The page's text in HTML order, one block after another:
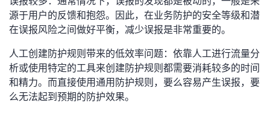
注
开
发
者
的
Programs
我
的
支
源于用户的反馈和抱怨。因此，在业务防护的安全等级和潜
在误报风险之间做好平衡，减少误报是非常重要的。
人工创建防护规则带来的低效率问题：依靠人工进行流量分
析或使用特定的工具来创建防护规则都需要消耗较多的时间
和精力。而直接使用通用防护规则，要么容易产生误报，要
么无法起到预期的防护效果。